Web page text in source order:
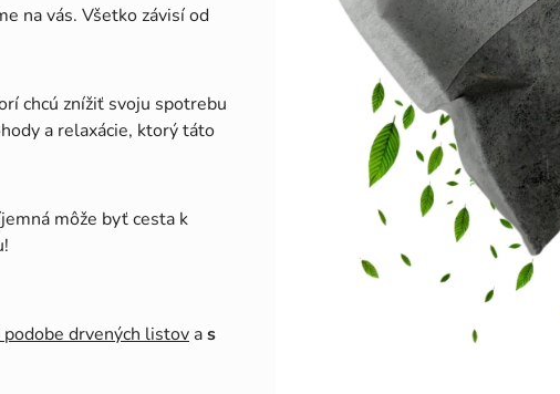
na vás. Všetko závisí od
chcú znížiť svoju spotrebu
a relaxácie, ktorý táto
môže byť cesta k
drvených listov as